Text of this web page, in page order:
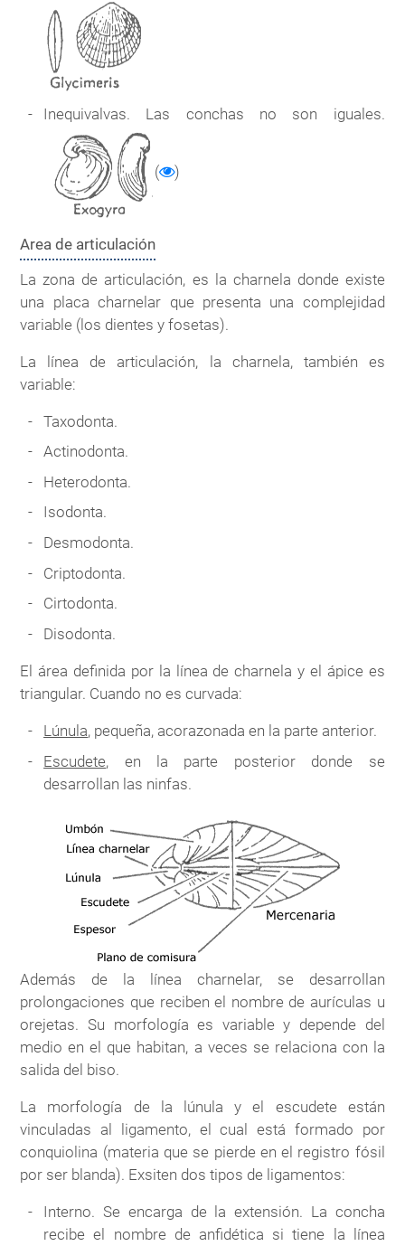
Inequivalvas. Las conchas no son iguales.
( )
Area de articulación
La zona de articulación, es la charnela donde existe
una placa charnelar que presenta una complejidad
variable (los dientes y fosetas).
La línea de articulación, la charnela, también es
variable:
Taxodonta.
Actinodonta.
Heterodonta.
Isodonta.
Desmodonta.
Criptodonta.
Cirtodonta.
Disodonta.
El área definida por la línea de charnela y el ápice es
triangular. Cuando no es curvada:
Lúnula, pequeña, acorazonada en la parte anterior.
Escudete, en la parte posterior donde se
desarrollan las ninfas.
Además de la línea charnelar, se desarrollan
prolongaciones que reciben el nombre de aurículas u
orejetas. Su morfología es variable y depende del
medio en el que habitan, a veces se relaciona con la
salida del biso.
La morfología de la lúnula y el escudete están
vinculadas al ligamento, el cual está formado por
conquiolina (materia que se pierde en el registro fósil
por ser blanda). Exsiten dos tipos de ligamentos:
Interno. Se encarga de la extensión. La concha
recibe el nombre de anfidética si tiene la línea